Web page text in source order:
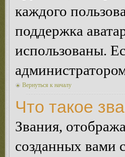
каждого
поддержка
использованы.
Вернуться к началу
Что такое
Звания,
созданных вами